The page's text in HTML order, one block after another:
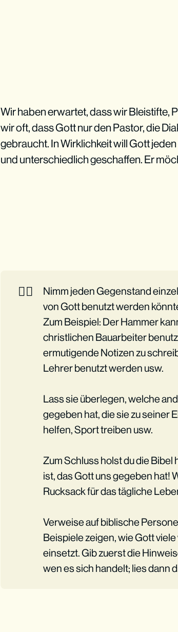
Wir haben erwartet, dass wir Bleistifte,
wir oft, dass Gott nur den Pastor, die
gebraucht. In Wirklichkeit will Gott
und unterschiedlich geschaffen. Er
👉🏼
Nimm jeden Gegenstand
von Gott benutzt werden
Zum Beispiel: Der Hammer
christlichen Bauarbeiter
ermutigende Notizen zu
Lehrer benutzt werden usw.
Lass sie überlegen, welche
gegeben hat, die sie zu seiner
helfen, Sport treiben usw.
Zum Schluss holst du die
ist, das Gott uns gegeben hat!
Rucksack für das tägliche
Verweise auf biblische
Beispiele zeigen, wie Gott
einsetzt. Gib zuerst die
wen es sich handelt; lies dann